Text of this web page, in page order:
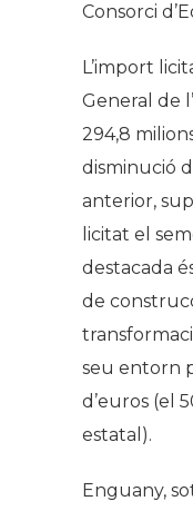
Consorci
L’import
General de
294,8
disminució
anterior,
licitat el
destacada
de
seu entorn
d’euros (el
estatal).
Enguany,